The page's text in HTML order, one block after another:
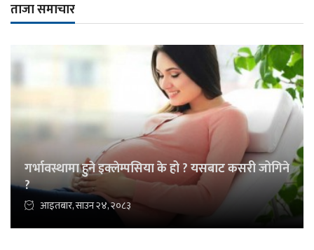
ताजा समाचार
गर्भावस्थामा हुने इक्लेम्पसिया के हो ? यसबाट कसरी जोगिने
?
आइतबार, साउन २४, २०८३